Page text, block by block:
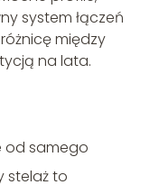
system łączeń
między
na lata.
od samego
stelaż to